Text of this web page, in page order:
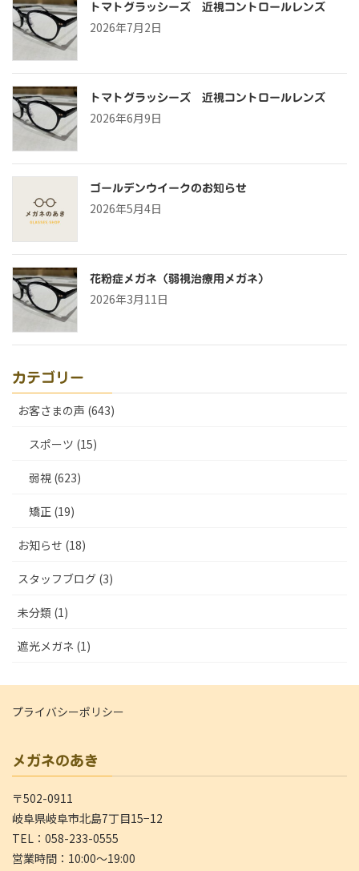
トマトグラッシーズ 近視コントロールレンズ
2026年7月2日
トマトグラッシーズ 近視コントロールレンズ
2026年6月9日
ゴールデンウイークのお知らせ
2026年5月4日
花粉症メガネ（弱視治療用メガネ）
2026年3月11日
カテゴリー
お客さまの声 (643)
スポーツ (15)
弱視 (623)
矯正 (19)
お知らせ (18)
スタッフブログ (3)
未分類 (1)
遮光メガネ (1)
プライバシーポリシー
メガネのあき
〒502-0911
岐阜県岐阜市北島7丁目15−12
TEL：058-233-0555
営業時間：10:00～19:00